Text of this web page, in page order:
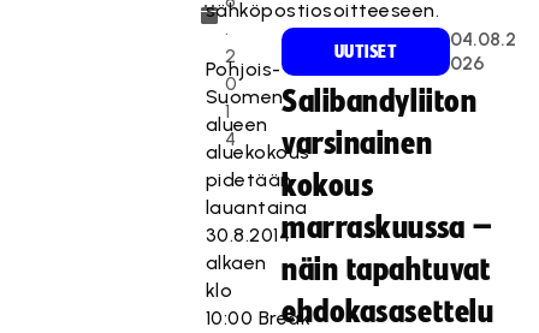
.
2
0
1
4
sähköpostiosoitteeseen.
Pohjois-
Suomen
alueen
aluekokous
pidetään
lauantaina
30.8.2014
alkaen
klo
10:00 Break
UUTISET
04.08.2
026
Salibandyliiton
varsinainen
kokous
marraskuussa –
näin tapahtuvat
ehdokasasettelu